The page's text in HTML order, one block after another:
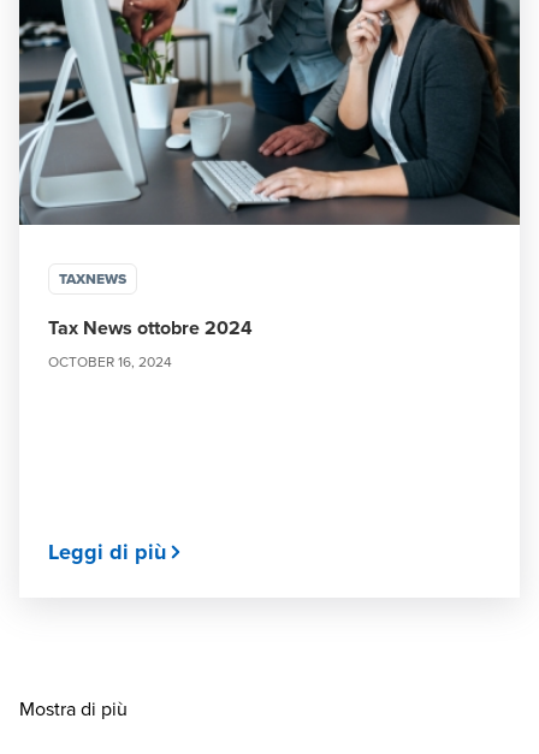
TAXNEWS
Tax News ottobre 2024
OCTOBER 16, 2024
Leggi di più
Mostra di più